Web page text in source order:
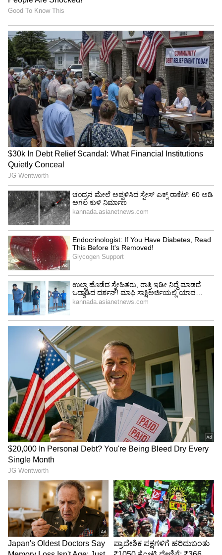
ಸಾಮಾನ್ಯವಾಗಿ ಪುರುಷರು ತಮ್ಮ ಗೆಳತಿಯರಿಂದ ಅಥವಾ
ನಾವು ಕಾಣುತ್ತೇವೆ. ಹೀಗಾಗಿ ಪುರುಷರಿಗಾಗಿ ಆಭರಣದ ಸೆಕ್ಷನ್
ತೆರೆಯಲು ತೀರ್ಮಾನಿಸಿದೆ ಎಂದು ಶೆಟ್ಟಿ ಹೇಳುತ್ತಾರೆ.
ಆಭರಣಗಳನ್ನು 18-ಕ್ಯಾರೆಟ್ ಚಿನ್ನ, ಸ್ಟರ್ಲಿಂಗ್ ಬೆಳ್ಳಿ, ಹಿತ್ತಾಳೆ,
ಲ್ಯಾಪಿಸ್ ಲಾಜುಲಿ ಮತ್ತು ಮದರ್-ಆಫ್-ಪರ್ಲ್ ಅನ್ನು
ಬಹುಮುಖ ಮತ್ತು ಶ್ರೇಷ್ಠ ವಿನ್ಯಾಸಗಳಲ್ಲಿ
ತಯಾರಿಸಲಾಗುತ್ತದೆ. ಅತ್ಯಂತ ಜನಪ್ರಿಯ ತುಣುಕುಗಳಲ್ಲಿ
ಚೈನ್‌ಗಳು, ಯಿನ್-ಯಾಂಗ್ ನೆಕ್ಲೇಸ್‌ಗಳು, ಕಫ್‌ಗಳು, ಮೂನ್
ಮೆಡಾಲಿಯನ್, ಸಣ್ಣ ಹೂಪ್‌ಗಳು ಮತ್ತು ಮೂಗು ಪಿನ್‌ಗಳು
ಸೇರಿವೆ.
ಇನ್ನು ಕಾಲೇಜು ಹುಡುಗರು ಸ್ಟಡ್‌ಗಳನ್ನು ಕಿವಿಗೆ ಮಾತ್ರವಲ್ಲ
ಹುಬ್ಬಿಗೂ ಸಿಕ್ಕಿಸಿಕೊಳ್ಳುತ್ತಾರೆ. ಮಾರುಕಟ್ಟೆಯಲ್ಲಿ
ಹುಡುಗರಿಗಾಗಿಯೇ ವೆರೈಟಿ ಸ್ಟಡ್‌ಗಳು ಸಿಗ್ತಿವೆ. ಚುಚ್ಚಿಕೊಳ್ಳುವ
ಸ್ಟಡ್‌ಗಳು, ಕ್ಲಿಪ್ ಮಾದರಿಯ ಸ್ಟಡ್‌, ಮ್ಯಾಗ್ನೆಟಿಕ್
ಸ್ಟಡ್,ರೇಡಿಯಂ ಸ್ಟಡ್ ಹೀಗೆ ಹಲವಾರು ರಿತಿಯ ಪುರುಷರ
ಕಿವಿಯೋಲೆಗಳು ಲಭ್ಯವಿದೆ.